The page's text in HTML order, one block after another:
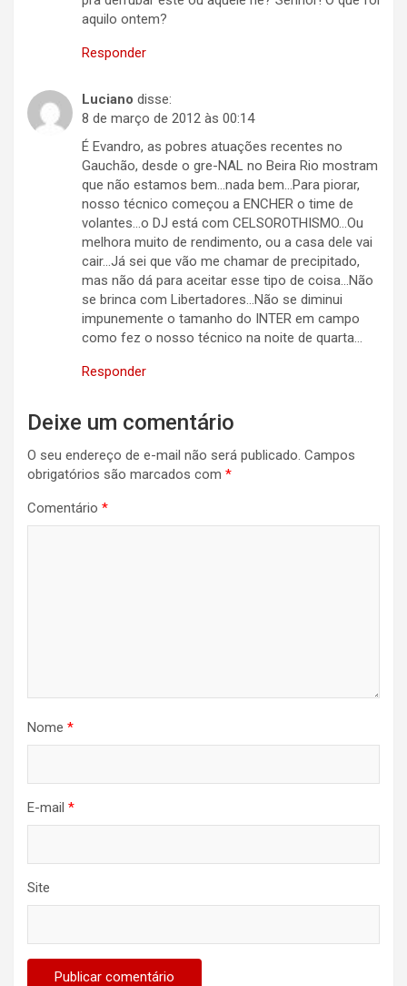
aquilo ontem?
Responder
Luciano disse:
8 de março de 2012 às 00:14
É Evandro, as pobres atuações recentes no
Gauchão, desde o gre-NAL no Beira Rio mostram
que não estamos bem…nada bem…Para piorar,
nosso técnico começou a ENCHER o time de
volantes…o DJ está com CELSOROTHISMO…Ou
melhora muito de rendimento, ou a casa dele vai
cair…Já sei que vão me chamar de precipitado,
mas não dá para aceitar esse tipo de coisa…Não
se brinca com Libertadores…Não se diminui
impunemente o tamanho do INTER em campo
como fez o nosso técnico na noite de quarta…
Responder
Deixe um comentário
O seu endereço de e-mail não será publicado. Campos
obrigatórios são marcados com *
Comentário *
Nome *
E-mail *
Site